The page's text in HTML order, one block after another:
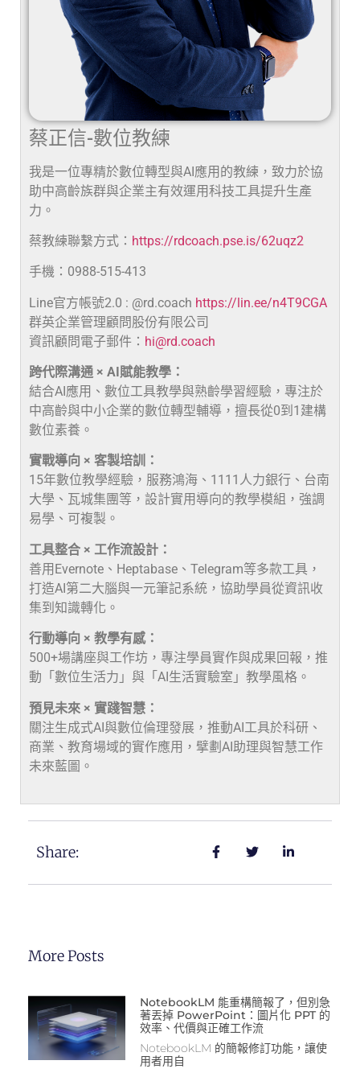
蔡正信-數位教練
我是一位專精於數位轉型與AI應用的教練，致力於協
助中高齡族群與企業主有效運用科技工具提升生產
力。
蔡教練聯繫方式： https://rdcoach.pse.is/62uqz2
手機：0988-515-413
Line官方帳號2.0 : @rd.coach https://lin.ee/n4T9CGA
群英企業管理顧問股份有限公司
資訊顧問電子郵件： hi@rd.coach
跨代際溝通 × AI賦能教學：
結合AI應用、數位工具教學與熟齡學習經驗，專注於
中高齡與中小企業的數位轉型輔導，擅長從0到1建構
數位素養。
實戰導向 × 客製培訓：
15年數位教學經驗，服務鴻海、1111人力銀行、台南
大學、瓦城集團等，設計實用導向的教學模組，強調
易學、可複製。
工具整合 × 工作流設計：
善用Evernote、Heptabase、Telegram等多款工具，
打造AI第二大腦與一元筆記系統，協助學員從資訊收
集到知識轉化。
行動導向 × 教學有感：
500+場講座與工作坊，專注學員實作與成果回報，推
動「數位生活力」與「AI生活實驗室」教學風格。
預見未來 × 實踐智慧：
關注生成式AI與數位倫理發展，推動AI工具於科研、
商業、教育場域的實作應用，擘劃AI助理與智慧工作
未來藍圖。
Share:
More Posts
NotebookLM 能重構簡報了，但別急
著丟掉 PowerPoint：圖片化 PPT 的
效率、代價與正確工作流
NotebookLM 的簡報修訂功能，讓使
用者用自